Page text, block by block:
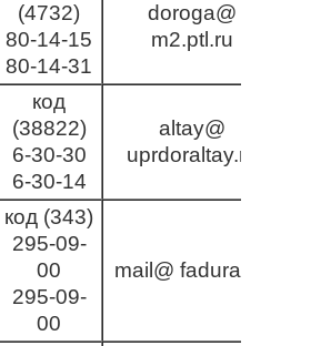
(4732)
80-14-15
80-14-31
doroga@
m2.ptl.ru
код
(38822)
6-30-30
6-30-14
altay@
uprdoraltay.ru
код (343)
295-09-
00
295-09-
00
mail@ fadural.ru